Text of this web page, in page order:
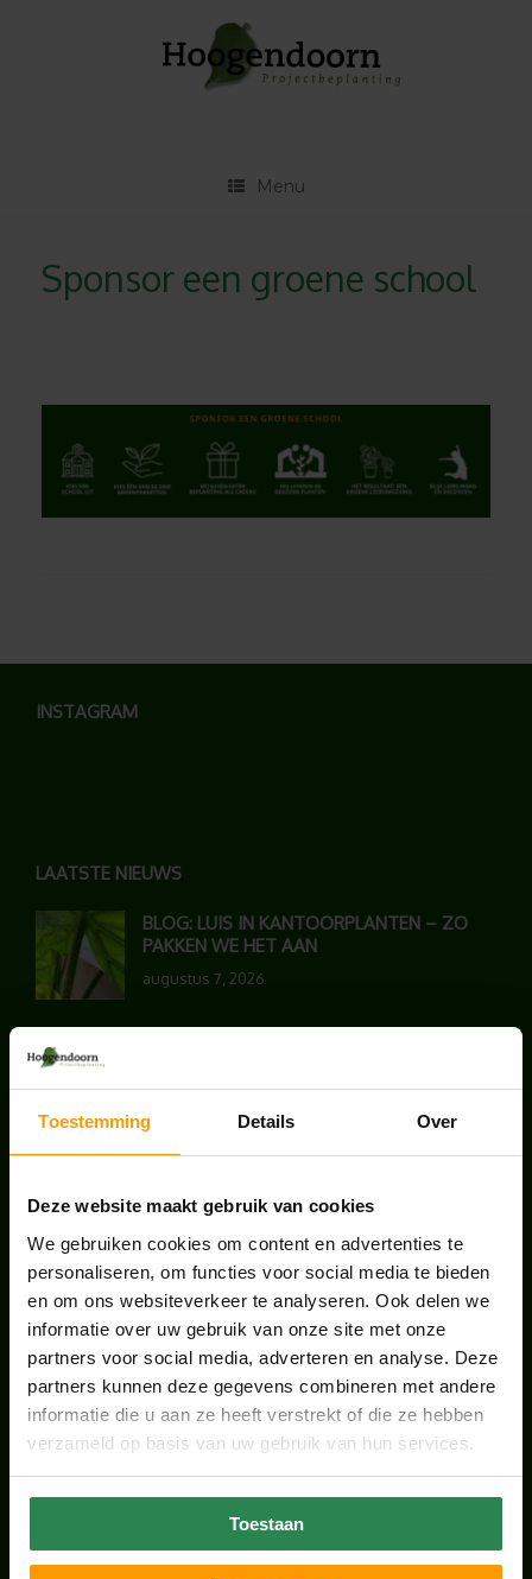
Toestemming Details Over
Deze website maakt gebruik van cookies
We gebruiken cookies om content en advertenties te
personaliseren, om functies voor social media te bieden
en om ons websiteverkeer te analyseren. Ook delen we
informatie over uw gebruik van onze site met onze
partners voor social media, adverteren en analyse. Deze
partners kunnen deze gegevens combineren met andere
informatie die u aan ze heeft verstrekt of die ze hebben
verzameld op basis van uw gebruik van hun services.
Toestaan
Menu
Sponsor een groene school
INSTAGRAM
LAATSTE NIEUWS
BLOG: LUIS IN KANTOORPLANTEN – ZO
PAKKEN WE HET AAN
augustus 7, 2026
ONS TEAM GROEIT VERDER
HANDIGE LINKS
Office plants
Kantoorplanten Utrecht
Kantoorplanten Amsterdam
Kantoorplanten Amersfoort